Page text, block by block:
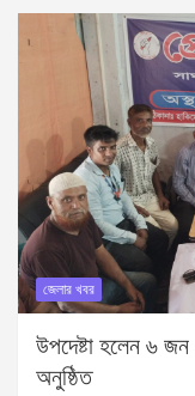
জেলার খবর
উপদেষ্টা হলেন ৬
অনুষ্ঠিত